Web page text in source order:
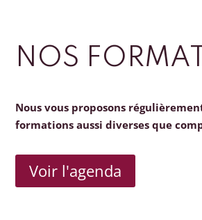
NOS
Nous vous proposons
formations aussi diverses que
Voir l'agenda